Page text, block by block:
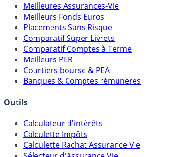
Meilleures Assurances-Vie
Meilleurs Fonds Euros
Placements Sans Risque
Comparatif Super Livrets
Comparatif Comptes à Terme
Meilleurs PER
Courtiers bourse & PEA
Banques & Comptes rémunérés
Outils
Calculateur d'intérêts
Calculette Impôts
Calculette Rachat Assurance Vie